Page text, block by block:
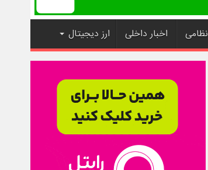
نظامی اخبار داخلی ارز دیجیتال